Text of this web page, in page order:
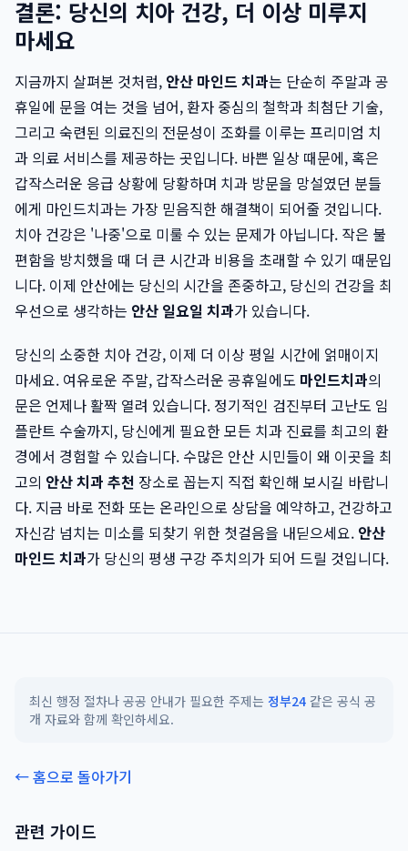
결론: 당신의 치아 건강, 더 이상 미루지
마세요
지금까지 살펴본 것처럼, 안산 마인드 치과는 단순히 주말과 공
휴일에 문을 여는 것을 넘어, 환자 중심의 철학과 최첨단 기술,
그리고 숙련된 의료진의 전문성이 조화를 이루는 프리미엄 치
과 의료 서비스를 제공하는 곳입니다. 바쁜 일상 때문에, 혹은
갑작스러운 응급 상황에 당황하며 치과 방문을 망설였던 분들
에게 마인드치과는 가장 믿음직한 해결책이 되어줄 것입니다.
치아 건강은 '나중'으로 미룰 수 있는 문제가 아닙니다. 작은 불
편함을 방치했을 때 더 큰 시간과 비용을 초래할 수 있기 때문입
니다. 이제 안산에는 당신의 시간을 존중하고, 당신의 건강을 최
우선으로 생각하는 안산 일요일 치과가 있습니다.
당신의 소중한 치아 건강, 이제 더 이상 평일 시간에 얽매이지
마세요. 여유로운 주말, 갑작스러운 공휴일에도 마인드치과의
문은 언제나 활짝 열려 있습니다. 정기적인 검진부터 고난도 임
플란트 수술까지, 당신에게 필요한 모든 치과 진료를 최고의 환
경에서 경험할 수 있습니다. 수많은 안산 시민들이 왜 이곳을 최
고의 안산 치과 추천 장소로 꼽는지 직접 확인해 보시길 바랍니
다. 지금 바로 전화 또는 온라인으로 상담을 예약하고, 건강하고
자신감 넘치는 미소를 되찾기 위한 첫걸음을 내딛으세요. 안산
마인드 치과가 당신의 평생 구강 주치의가 되어 드릴 것입니다.
최신 행정 절차나 공공 안내가 필요한 주제는 정부24 같은 공식 공
개 자료와 함께 확인하세요.
← 홈으로 돌아가기
관련 가이드